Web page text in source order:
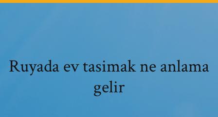
Ruyada ev tasimak ne anlama
gelir